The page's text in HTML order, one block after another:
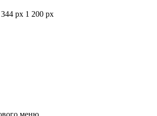
344 px 1 200 px
меню